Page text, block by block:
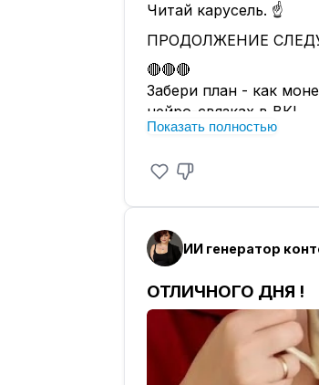
Читай карусель. ☝
ПРОДОЛЖЕНИЕ
🔴🔴🔴
Забери план - как
нейро-связках в ВК!
Пиши СВЯЗКА в
Показать полностью
ОТЛИЧНОГО ДНЯ !